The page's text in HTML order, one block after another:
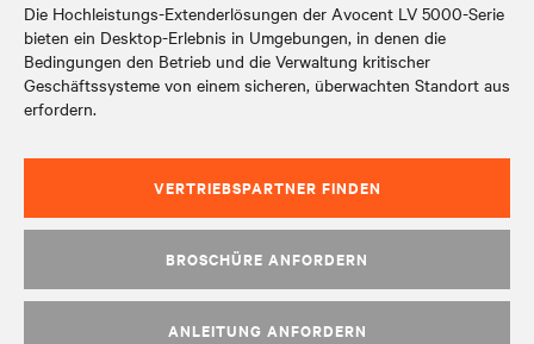
Die Hochleistungs-Extenderlösungen der Avocent LV 5000-Serie
bieten ein Desktop-Erlebnis in Umgebungen, in denen die
Bedingungen den Betrieb und die Verwaltung kritischer
Geschäftssysteme von einem sicheren, überwachten Standort aus
erfordern.
VERTRIEBSPARTNER FINDEN
BROSCHÜRE ANFORDERN
ANLEITUNG ANFORDERN